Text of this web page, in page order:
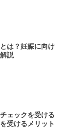
は？妊娠に向け
説
ェックを受ける
受けるメリット